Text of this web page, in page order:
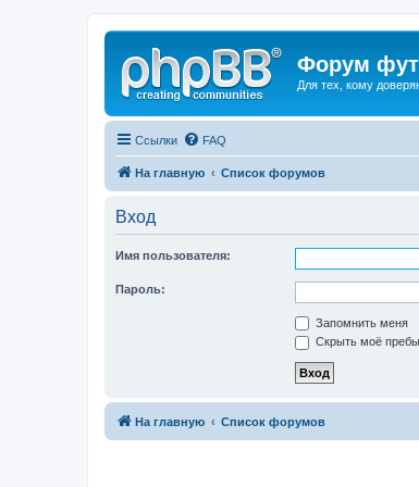
Форум
Для тех, кому
Ссылки FAQ
На главную Список форумов
Вход
Имя пользователя:
Пароль:
Запомнить меня
Скрыть моё
На главную Список форумов